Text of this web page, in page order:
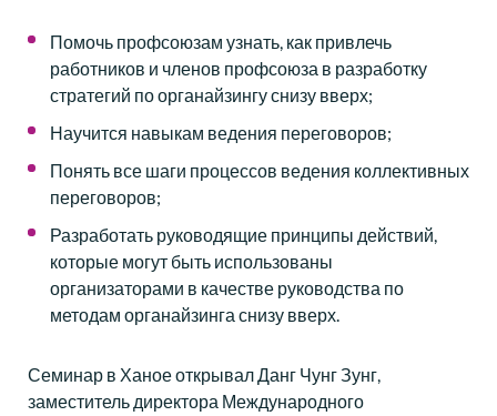
Помочь профсоюзам узнать, как привлечь
работников и членов профсоюза в разработку
стратегий по органайзингу снизу вверх;
Научится навыкам ведения переговоров;
Понять все шаги процессов ведения коллективных
переговоров;
Разработать руководящие принципы действий,
которые могут быть использованы
организаторами в качестве руководства по
методам органайзинга снизу вверх.
Семинар в Ханое открывал Данг Чунг Зунг,
заместитель директора Международного